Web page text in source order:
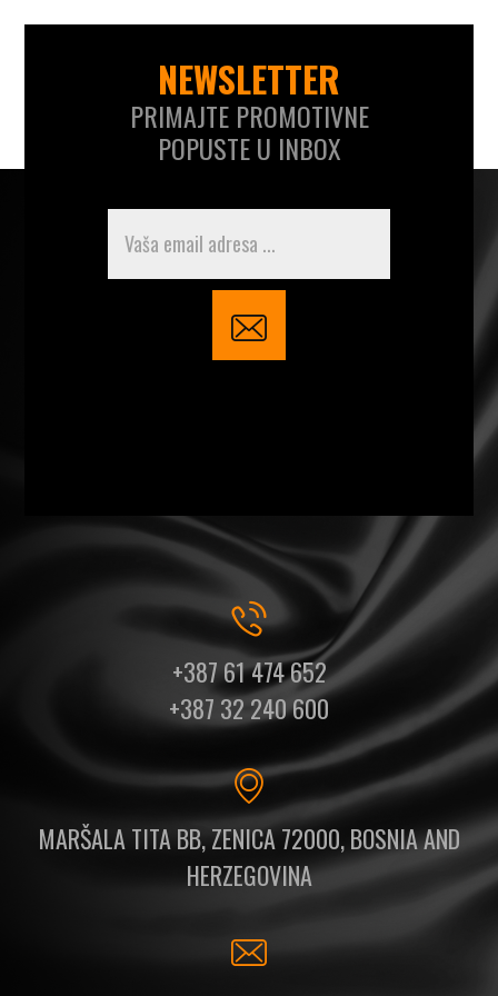
NEWSLETTER
PRIMAJTE PROMOTIVNE
POPUSTE U INBOX
+387 61 474 652
+387 32 240 600
MARŠALA TITA BB, ZENICA 72000, BOSNIA AND
HERZEGOVINA